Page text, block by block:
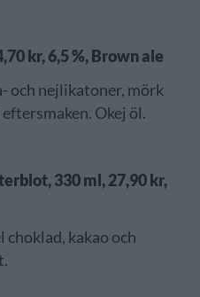
kr, 6,5 %, Brown ale
och nejlikatoner, mörk
Okej öl.
330 ml, 27,90 kr,
choklad, kakao och